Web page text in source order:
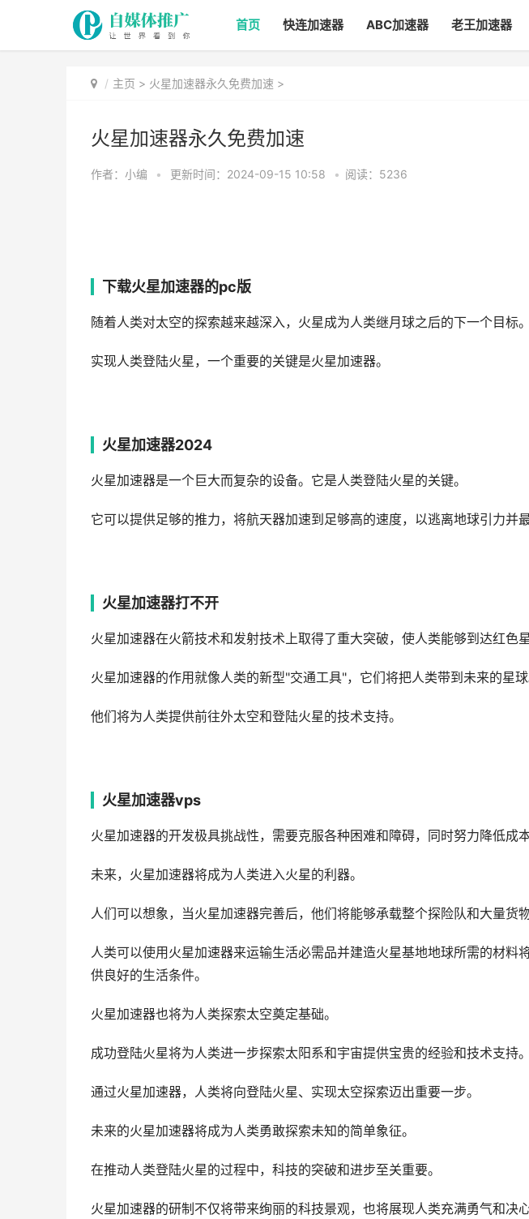
首页 快连加速器 ABC加速器 老王加速器
主页 > 火星加速器永久免费加速 >
火星加速器永久免费加速
作者：小编 • 更新时间：2024-09-15 10:58 • 阅读：5236
下载火星加速器的pc版
随着人类对太空的探索越来越深入，火星成为人类继月球之后的下一个目标。
实现人类登陆火星，一个重要的关键是火星加速器。
火星加速器2024
火星加速器是一个巨大而复杂的设备。它是人类登陆火星的关键。
它可以提供足够的推力，将航天器加速到足够高的速度，以逃离地球引力并
火星加速器打不开
火星加速器在火箭技术和发射技术上取得了重大突破，使人类能够到达红色星
火星加速器的作用就像人类的新型"交通工具"，它们将把人类带到未来的星球
他们将为人类提供前往外太空和登陆火星的技术支持。
火星加速器vps
火星加速器的开发极具挑战性，需要克服各种困难和障碍，同时努力降低成本
未来，火星加速器将成为人类进入火星的利器。
人们可以想象，当火星加速器完善后，他们将能够承载整个探险队和大量货物
人类可以使用火星加速器来运输生活必需品并建造火星基地地球所需的材料
供良好的生活条件。
火星加速器也将为人类探索太空奠定基础。
成功登陆火星将为人类进一步探索太阳系和宇宙提供宝贵的经验和技术支持。
通过火星加速器，人类将向登陆火星、实现太空探索迈出重要一步。
未来的火星加速器将成为人类勇敢探索未知的简单象征。
在推动人类登陆火星的过程中，科技的突破和进步至关重要。
火星加速器的研制不仅将带来绚丽的科技景观，也将展现人类充满勇气和决